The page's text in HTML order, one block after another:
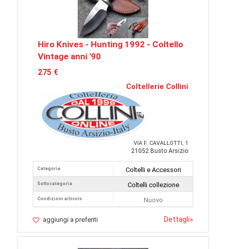
Hiro Knives - Hunting 1992 - Coltello
Vintage anni '90
275 €
Coltellerie Collini
VIA F. CAVALLOTTI, 1
21052 Busto Arsizio
Categoria
Sottocategoria
Condizioni articolo
Coltelli e Accessori
Coltelli collezione
Nuovo
aggiungi a preferiti Dettagli»